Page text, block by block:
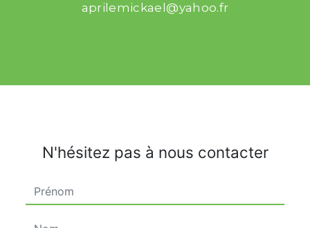
aprilemickael@yahoo.fr
N'hésitez pas à nous contacter